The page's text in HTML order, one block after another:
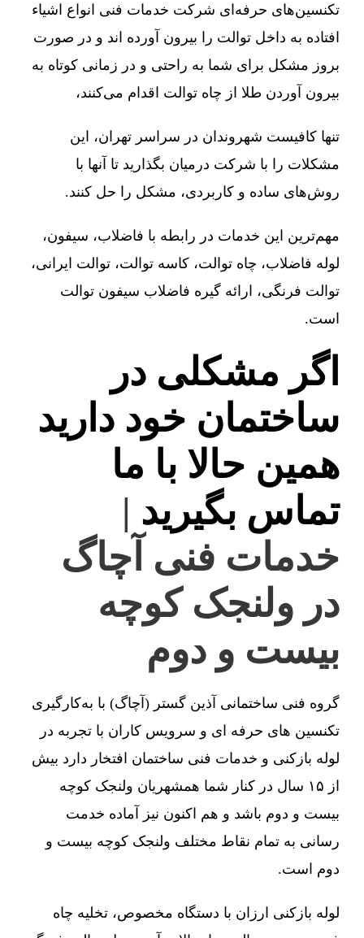
تکنسین‌های حرفه‌ای شرکت خدمات فنی انواع اشیاء
افتاده به داخل توالت را بیرون آورده اند و در صورت
بروز مشکل برای شما به راحتی و در زمانی کوتاه به
بیرون آوردن طلا از چاه توالت اقدام می‌کنند،
تنها کافیست شهروندان در سراسر تهران، این
مشکلات را با شرکت درمیان بگذارید تا آنها با
روش‌های ساده و کاربردی، مشکل را حل کنند.
مهم‌ترین این خدمات در رابطه با فاضلاب، سیفون،
لوله فاضلاب، چاه توالت، کاسه توالت، توالت ایرانی،
توالت فرنگی، ارائه گیره فاضلاب سیفون توالت
است.
اگر مشکلی در
ساختمان خود دارید
همین حالا با ما
تماس بگیرید |
خدمات فنی آچاگ
در ولنجک کوچه
بیست و دوم
گروه فنی ساختمانی آذین گستر (آچاگ) با به‌کارگیری
تکنسین های حرفه ای و سرویس کاران با تجربه در
لوله بازکنی و خدمات فنی ساختمان افتخار دارد بیش
از ۱۵ سال در کنار شما همشهریان ولنجک کوچه
بیست و دوم باشد و هم اکنون نیز آماده خدمت
رسانی به تمام نقاط مختلف ولنجک کوچه بیست و
دوم است.
لوله بازکنی ارزان با دستگاه مخصوص، تخلیه چاه